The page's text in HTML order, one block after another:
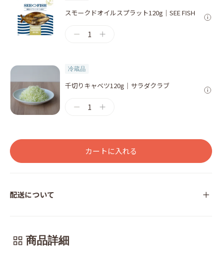
スモークドオイルスプラット120g｜SEE FISH
1
冷蔵品
千切りキャベツ120g｜サラダクラブ
1
カートに入れる
配送について
商品詳細